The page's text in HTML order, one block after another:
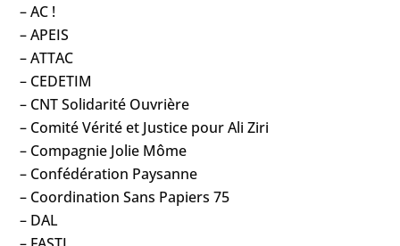
– AC !
– APEIS
– ATTAC
– CEDETIM
– CNT Solidarité Ouvrière
– Comité Vérité et Justice pour Ali Ziri
– Compagnie Jolie Môme
– Confédération Paysanne
– Coordination Sans Papiers 75
– DAL